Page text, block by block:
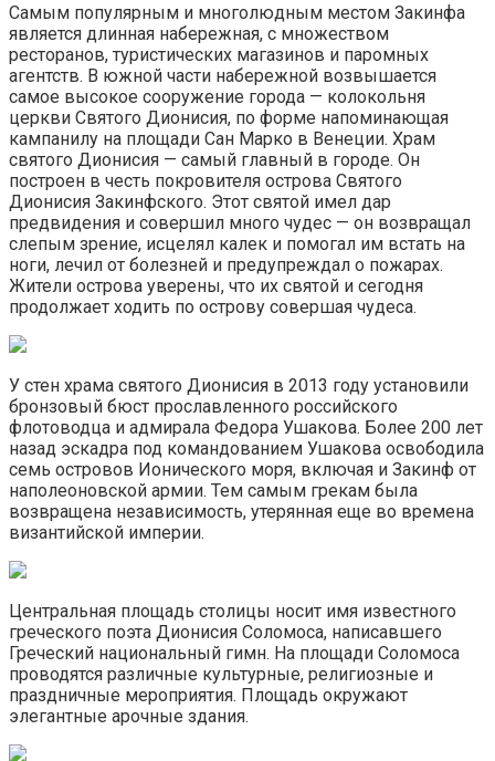
Самым популярным и многолюдным местом Закинфа
является длинная набережная, с множеством
ресторанов, туристических магазинов и паромных
агентств. В южной части набережной возвышается
самое высокое сооружение города — колокольня
церкви Святого Дионисия, по форме напоминающая
кампанилу на площади Сан Марко в Венеции. Храм
святого Дионисия — самый главный в городе. Он
построен в честь покровителя острова Святого
Дионисия Закинфского. Этот святой имел дар
предвидения и совершил много чудес — он возвращал
слепым зрение, исцелял калек и помогал им встать на
ноги, лечил от болезней и предупреждал о пожарах.
Жители острова уверены, что их святой и сегодня
продолжает ходить по острову совершая чудеса.
У стен храма святого Дионисия в 2013 году установили
бронзовый бюст прославленного российского
флотоводца и адмирала Федора Ушакова. Более 200 лет
назад эскадра под командованием Ушакова освободила
семь островов Ионического моря, включая и Закинф от
наполеоновской армии. Тем самым грекам была
возвращена независимость, утерянная еще во времена
византийской империи.
Центральная площадь столицы носит имя известного
греческого поэта Дионисия Соломоса, написавшего
Греческий национальный гимн. На площади Соломоса
проводятся различные культурные, религиозные и
праздничные мероприятия. Площадь окружают
элегантные арочные здания.